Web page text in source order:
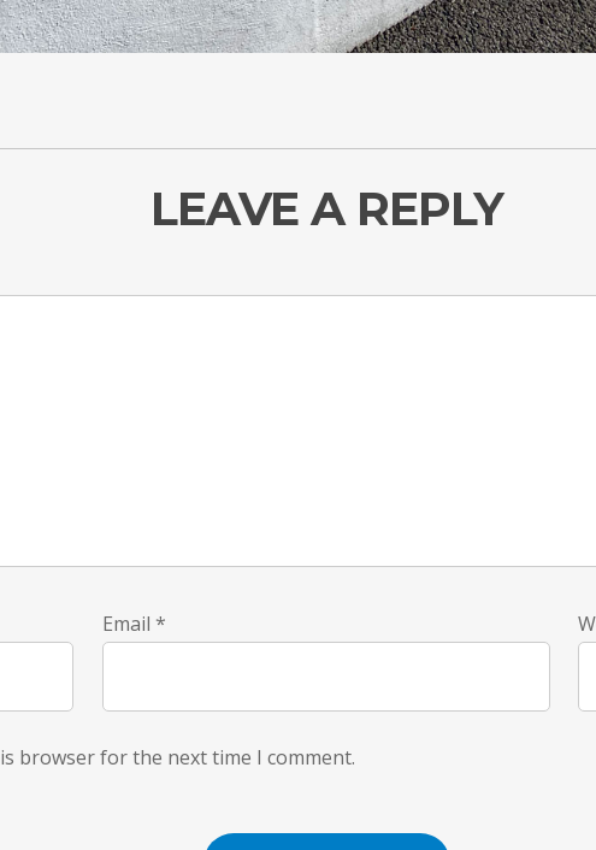
LEAVE A REPLY
Email *
browser for the next time I comment.